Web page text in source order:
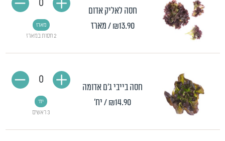
חסה לאליק אדום
₪13.90 / מארז
2 חסות במארז
מארז
0
חסה בייבי ג'ם אדומה
₪14.90/ יח'
3 ראשים
יח'
0